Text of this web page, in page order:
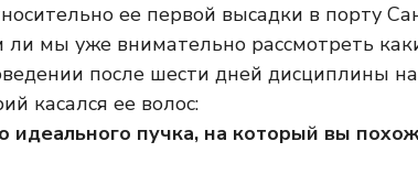
ее первой высадки в порту
мы уже внимательно рассмотреть
после шести дней дисциплины
касался ее волос:
идеального пучка, на который вы